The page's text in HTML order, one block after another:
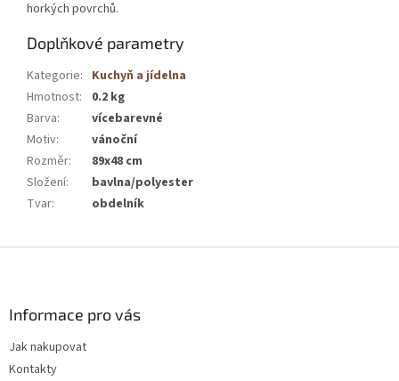
horkých povrchů.
Doplňkové parametry
Kategorie: Kuchyň a jídelna
Hmotnost:
0.2 kg
Barva:
vícebarevné
Motiv:
vánoční
Rozměr:
89x48 cm
Složení:
bavlna/polyester
Tvar: obdelník
Informace pro vás
Jak nakupovat
Kontakty